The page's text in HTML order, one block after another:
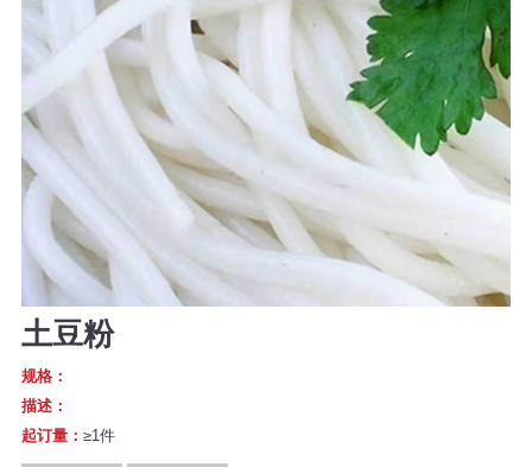
土豆粉
规格：
描述：
起订量： ≥1件